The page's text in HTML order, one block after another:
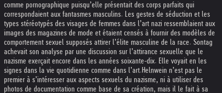
comme pornographique puisqu’elle présentait des corps parfaits qui
correspondaient aux fantasmes masculins. Les gestes de séduction et les
types stéréotypés des visages de femmes dans l’art nazi ressemblaient aux
images des magazines de mode et étaient censés à fournir des modèles de
comportement sexuel supposés attirer l’élite masculine de la race. Sontag
achevait son analyse par une discussion sur l’attirance sexuelle que le
nazisme exerçait encore dans les années soixante-dix. Elle voyait en les
signes dans la vie quotidienne comme dans l’art.Helnwein n’est pas le
premier à s’intéresser aux aspects sexuels du nazisme, ni à utiliser des
photos de documentation comme base de sa création, mais il le fait à sa